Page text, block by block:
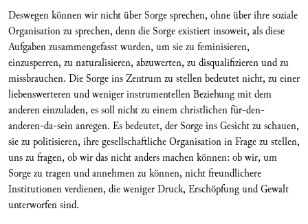
Deswegen können wir nicht über Sorge sprechen, ohne über ihre soziale
Organisation zu sprechen, denn die Sorge existiert insoweit, als diese
Aufgaben zusammengefasst wurden, um sie zu feminisieren,
einzusperren, zu naturalisieren, abzuwerten, zu disqualifizieren und zu
missbrauchen. Die Sorge ins Zentrum zu stellen bedeutet nicht, zu einer
liebenswerteren und weniger instrumentellen Beziehung mit dem
anderen einzuladen, es soll nicht zu einem christlichen für-den-
anderen-da-sein anregen. Es bedeutet, der Sorge ins Gesicht zu schauen,
sie zu politisieren, ihre gesellschaftliche Organisation in Frage zu stellen,
uns zu fragen, ob wir das nicht anders machen können: ob wir, um
Sorge zu tragen und annehmen zu können, nicht freundlichere
Institutionen verdienen, die weniger Druck, Erschöpfung und Gewalt
unterworfen sind.